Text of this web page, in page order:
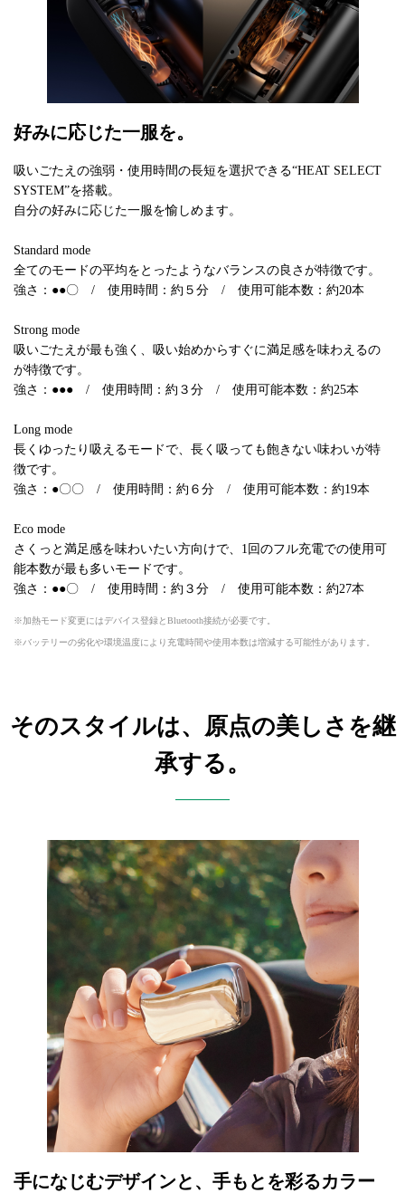
好みに応じた一服を。
吸いごたえの強弱・使用時間の長短を選択できる“HEAT SELECT
SYSTEM”を搭載。
自分の好みに応じた一服を愉しめます。
Standard mode
全てのモードの平均をとったようなバランスの良さが特徴です。
強さ：●●〇 / 使用時間：約５分 / 使用可能本数：約20本
Strong mode
吸いごたえが最も強く、吸い始めからすぐに満足感を味わえるの
が特徴です。
強さ：●●● / 使用時間：約３分 / 使用可能本数：約25本
Long mode
長くゆったり吸えるモードで、長く吸っても飽きない味わいが特
徴です。
強さ：●〇〇 / 使用時間：約６分 / 使用可能本数：約19本
Eco mode
さくっと満足感を味わいたい方向けで、1回のフル充電での使用可
能本数が最も多いモードです。
強さ：●●〇 / 使用時間：約３分 / 使用可能本数：約27本
加熱モード変更にはデバイス登録とBluetooth接続が必要です。
バッテリーの劣化や環境温度により充電時間や使用本数は増減する可能性があります。
そのスタイルは、原点の美しさを継
承する。
手になじむデザインと、手もとを彩るカラー